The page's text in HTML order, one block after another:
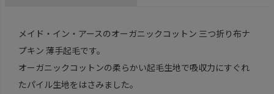
メイド・イン・アースのオーガニックコットン 三つ折り布ナ
プキン 薄手起毛です。
オーガニックコットンの柔らかい起毛生地で吸収力にすぐれ
たパイル生地をはさみました。